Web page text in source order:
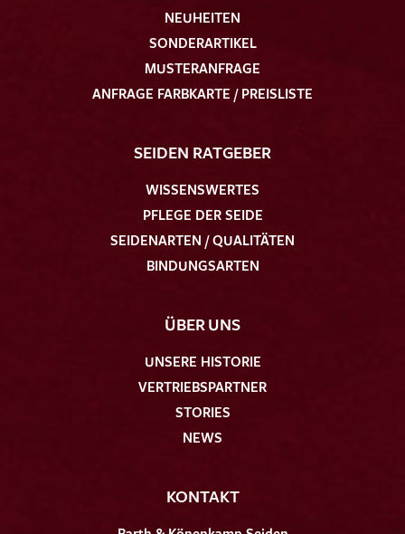
NEUHEITEN
SONDERARTIKEL
MUSTERANFRAGE
ANFRAGE FARBKARTE / PREISLISTE
SEIDEN RATGEBER
WISSENSWERTES
PFLEGE DER SEIDE
SEIDENARTEN / QUALITÄTEN
BINDUNGSARTEN
ÜBER UNS
UNSERE HISTORIE
VERTRIEBSPARTNER
STORIES
NEWS
KONTAKT